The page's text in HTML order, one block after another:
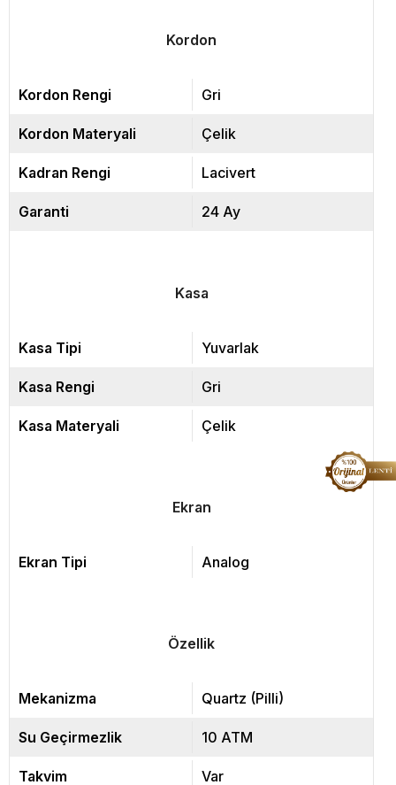
Kordon
Kordon Rengi Gri
Kordon Materyali Çelik
Kadran Rengi Lacivert
Garanti 24 Ay
Kasa
Kasa Tipi Yuvarlak
Kasa Rengi Gri
Kasa Materyali Çelik
Ekran
Ekran Tipi Analog
Özellik
Mekanizma Quartz (Pilli)
Su Geçirmezlik 10 ATM
Takvim Var